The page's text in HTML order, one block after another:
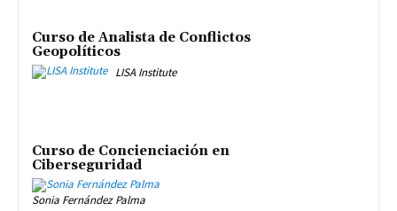
Curso de Analista de Conflictos
Geopolíticos
LISA Institute
Curso de Concienciación en
Ciberseguridad
Sonia Fernández Palma